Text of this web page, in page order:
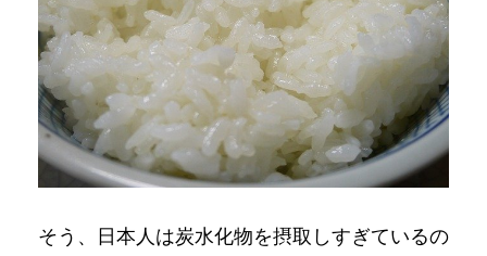
そう、日本人は炭水化物を摂取しすぎているの